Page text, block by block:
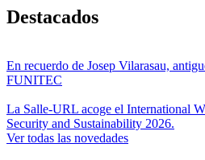
Destacados
En recuerdo de Josep Vilarasau,
FUNITEC
La Salle-URL acoge el International
Security and Sustainability 2026.
Ver todas las novedades